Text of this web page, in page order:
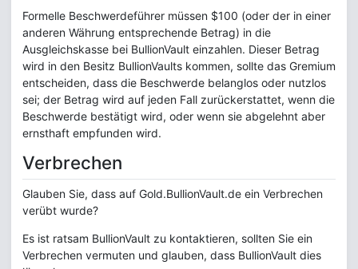
Formelle Beschwerdeführer müssen $100 (oder der in einer
anderen Währung entsprechende Betrag) in die
Ausgleichskasse bei BullionVault einzahlen. Dieser Betrag
wird in den Besitz BullionVaults kommen, sollte das Gremium
entscheiden, dass die Beschwerde belanglos oder nutzlos
sei; der Betrag wird auf jeden Fall zurückerstattet, wenn die
Beschwerde bestätigt wird, oder wenn sie abgelehnt aber
ernsthaft empfunden wird.
Verbrechen
Glauben Sie, dass auf Gold.BullionVault.de ein Verbrechen
verübt wurde?
Es ist ratsam BullionVault zu kontaktieren, sollten Sie ein
Verbrechen vermuten und glauben, dass BullionVault dies